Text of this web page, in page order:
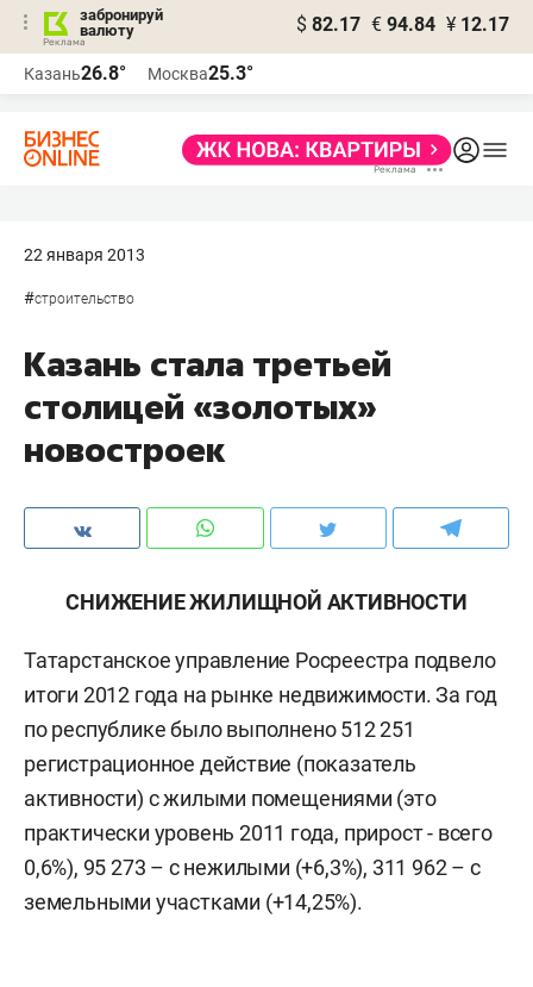
забронируй
валюту
$ 82.17 € 94.84 ¥ 12.17
Казань26.8° Москва25.3°
22 января 2013
#строительство
Казань стала третьей
столицей «золотых»
новостроек
СНИЖЕНИЕ ЖИЛИЩНОЙ АКТИВНОСТИ
Татарстанское управление Росреестра подвело
итоги 2012 года на рынке недвижимости. За год
по республике было выполнено 512 251
регистрационное действие (показатель
активности) с жилыми помещениями (это
практически уровень 2011 года, прирост - всего
0,6%), 95 273 – с нежилыми (+6,3%), 311 962 – с
земельными участками (+14,25%).